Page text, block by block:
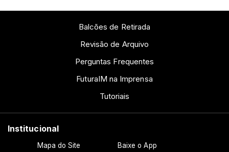
escolha adequada.
escolar exclusivo e prático para todos os seus
Balcões de Retirada
Revisão de Arquivo
Perguntas Frequentes
FuturaIM na Imprensa
Tutoriais
Institucional
Mapa do Site Baixe o App